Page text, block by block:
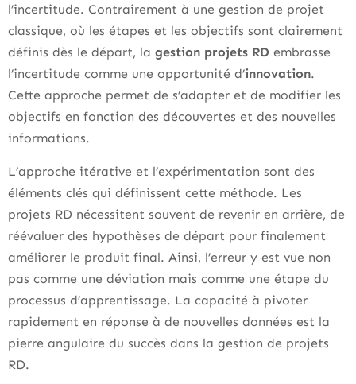
l’incertitude. Contrairement à une gestion de projet
classique, où les étapes et les objectifs sont clairement
définis dès le départ, la gestion projets RD embrasse
l’incertitude comme une opportunité d’innovation.
Cette approche permet de s’adapter et de modifier les
objectifs en fonction des découvertes et des nouvelles
informations.
L’approche itérative et l’expérimentation sont des
éléments clés qui définissent cette méthode. Les
projets RD nécessitent souvent de revenir en arrière, de
réévaluer des hypothèses de départ pour finalement
améliorer le produit final. Ainsi, l’erreur y est vue non
pas comme une déviation mais comme une étape du
processus d’apprentissage. La capacité à pivoter
rapidement en réponse à de nouvelles données est la
pierre angulaire du succès dans la gestion de projets
RD.